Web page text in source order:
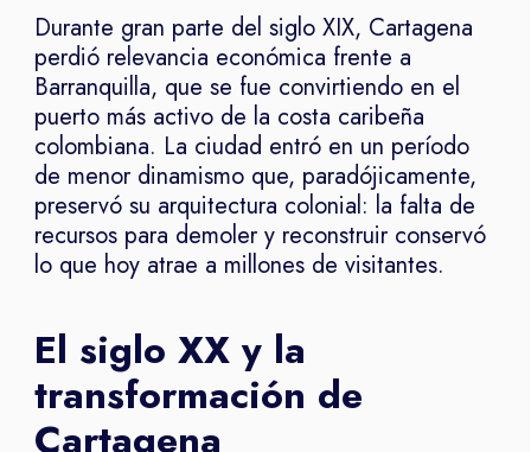
Durante gran parte del siglo XIX, Cartagena
perdió relevancia económica frente a
Barranquilla, que se fue convirtiendo en el
puerto más activo de la costa caribeña
colombiana. La ciudad entró en un período
de menor dinamismo que, paradójicamente,
preservó su arquitectura colonial: la falta de
recursos para demoler y reconstruir conservó
lo que hoy atrae a millones de visitantes.
El siglo XX y la
transformación de
Cartagena